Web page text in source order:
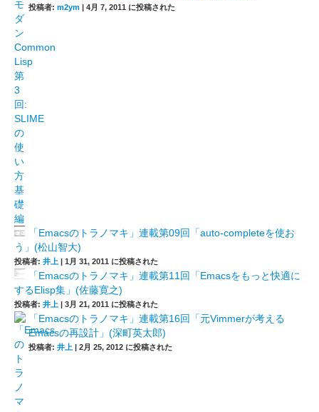
投稿者: m2ym 4月 7, 2011 に投稿された
「Emacsのトラノマキ」連載第09回「auto-completeを使お
う」(松山智大)
投稿者: 井上 1月 31, 2011 に投稿された
「Emacsのトラノマキ」連載第11回「Emacsをもっと快適に
するElisp集」(佐藤寛之)
投稿者: 井上 3月 21, 2011 に投稿された
「Emacsのトラノマキ」連載第16回「元Vimmerが考える
Emacsの再設計」(深町英太郎)
投稿者: 井上 2月 25, 2012 に投稿された